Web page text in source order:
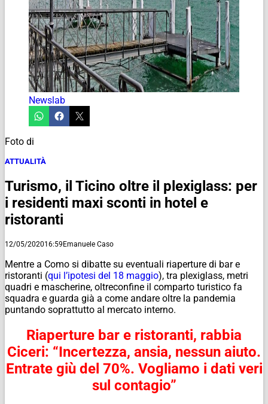
Newslab
Foto di
ATTUALITÀ
Turismo, il Ticino oltre il plexiglass: per
i residenti maxi sconti in hotel e
ristoranti
12/05/202016:59Emanuele Caso
Mentre a Como si dibatte su eventuali riaperture di bar e
ristoranti (qui l’ipotesi del 18 maggio), tra plexiglass, metri
quadri e mascherine, oltreconfine il comparto turistico fa
squadra e guarda già a come andare oltre la pandemia
puntando soprattutto al mercato interno.
Riaperture bar e ristoranti, rabbia
Ciceri: “Incertezza, ansia, nessun aiuto.
Entrate giù del 70%. Vogliamo i dati veri
sul contagio”